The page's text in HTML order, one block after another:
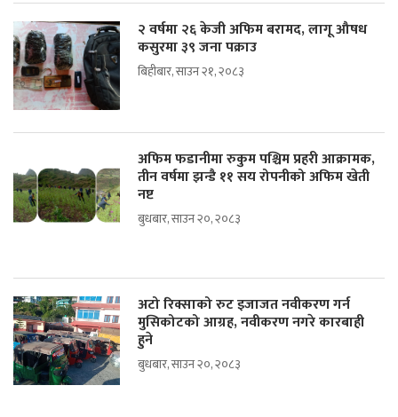
२ वर्षमा २६ केजी अफिम बरामद, लागू औषध
कसुरमा ३९ जना पक्राउ
बिहीबार, साउन २१, २०८३
अफिम फडानीमा रुकुम पश्चिम प्रहरी आक्रामक,
तीन वर्षमा झन्डै ११ सय रोपनीको अफिम खेती
नष्ट
बुधबार, साउन २०, २०८३
अटो रिक्साको रुट इजाजत नवीकरण गर्न
मुसिकोटको आग्रह, नवीकरण नगरे कारबाही
हुने
बुधबार, साउन २०, २०८३